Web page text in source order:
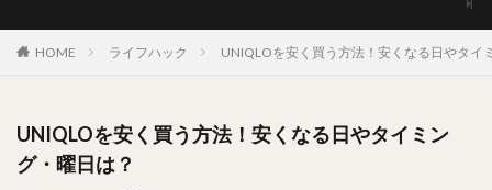
HOME ライフハック UNIQLOを安く買う方法！安くなる日やタイ
UNIQLOを安く買う方法！安くなる日やタイミン
グ・曜日は？